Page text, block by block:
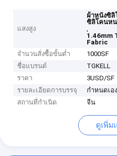
แสงสูง
ผ้าหนังซิลิ
ซิลิโคนห
,
1.46mm
Fabric
จำนวนสั่งซื้อขั้นต่ำ
1000SF
ชื่อแบรนด์
TGKELL
ราคา
3USD/SF
รายละเอียดการบรรจุ
กำหนดเอง
สถานที่กำเนิด
จีน
ดูเพิ่ม